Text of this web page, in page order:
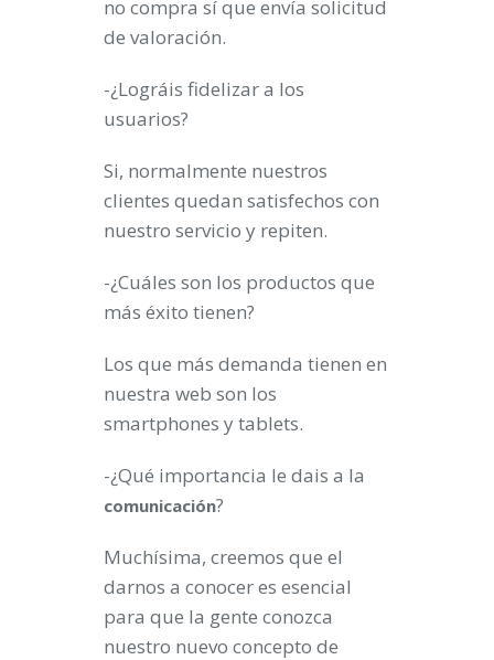
no compra sí que envía solicitud
de valoración.
-¿Lográis fidelizar a los
usuarios?
Si, normalmente nuestros
clientes quedan satisfechos con
nuestro servicio y repiten.
-¿Cuáles son los productos que
más éxito tienen?
Los que más demanda tienen en
nuestra web son los
smartphones y tablets.
-¿Qué importancia le dais a la
comunicación?
Muchísima, creemos que el
darnos a conocer es esencial
para que la gente conozca
nuestro nuevo concepto de